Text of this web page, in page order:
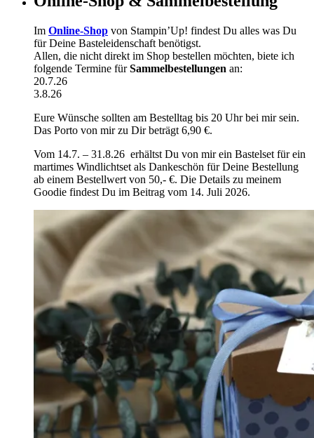
Im Online-Shop von Stampin’Up! findest Du alles was Du
für Deine Basteleidenschaft benötigst.
Allen, die nicht direkt im Shop bestellen möchten, biete ich
folgende Termine fürSammelbestellungen an:
20.7.26
3.8.26
Eure Wünsche sollten am Bestelltag bis 20 Uhr bei mir sein.
Das Porto von mir zu Dir beträgt 6,90 €.
Vom 14.7. – 31.8.26 erhältst Du von mir ein Bastelset für ein
martimes Windlichtset als Dankeschön für Deine Bestellung
ab einem Bestellwert von 50,- €. Die Details zu meinem
Goodie findest Du im Beitrag vom 14. Juli 2026.